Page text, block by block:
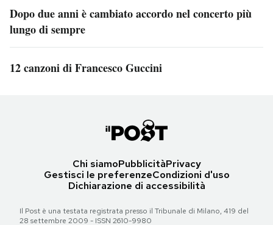
Dopo due anni è cambiato accordo nel concerto più
lungo di sempre
12 canzoni di Francesco Guccini
Chi siamoPubblicitàPrivacy
Gestisci le preferenzeCondizioni d'uso
Dichiarazione di accessibilità
Il Post è una testata registrata presso il Tribunale di Milano, 419 del
28 settembre 2009 - ISSN 2610-9980